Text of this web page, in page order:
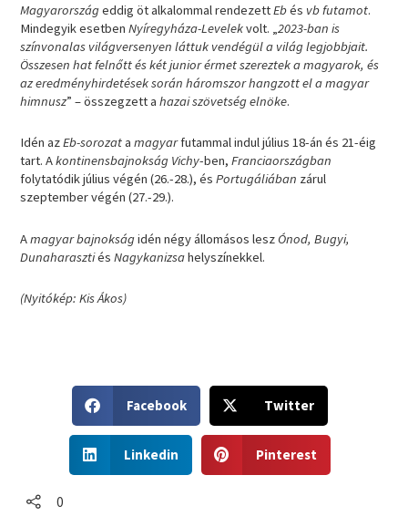
Magyarországeddig öt alkalommal rendezettEbés vb futamot.
Mindegyik esetbenNyíregyháza-Levelekvolt. „2023-ban is
színvonalas világversenyen láttuk vendégül a világ legjobbjait.
Összesen hat felnőtt és két junior érmet szereztek a magyarok, és
az eredményhirdetések során háromszor hangzott el a magyar
himnusz” – összegzett ahazai szövetség elnöke.
Idén azEb-sorozatamagyarfutammal indul július 18-án és 21-éig
tart. Akontinensbajnokság Vichy-ben,Franciaországban
folytatódik július végén (26.-28.), ésPortugáliában zárul
szeptember végén (27.-29.).
Amagyar bajnokságidén négy állomásos lesz Ónod, Bugyi,
DunaharasztiésNagykanizsahelyszínekkel.
(Nyitókép: Kis Ákos)
h
a
r
Facebook
h
a
Twitter
h
a
Linkedin
h
a
Pinterest
0